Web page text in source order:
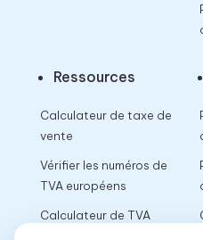
Ressources
Calculateur de taxe de
vente
Vérifier les numéros de
TVA européens
Calculateur de TVA